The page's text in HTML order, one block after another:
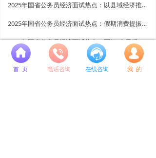
2025年国省公务员经济面试热点：以县域经济推动乡村振兴
2025年国省公务员经济面试热点：假期消费提振经济信心
2025年国省公务员经济面试热点：写好“春日经济”这篇大文章
2025年国省公务员经济面试热点：低空经济引发关注
넙
首 页 电话咨询 在线咨询 我 的